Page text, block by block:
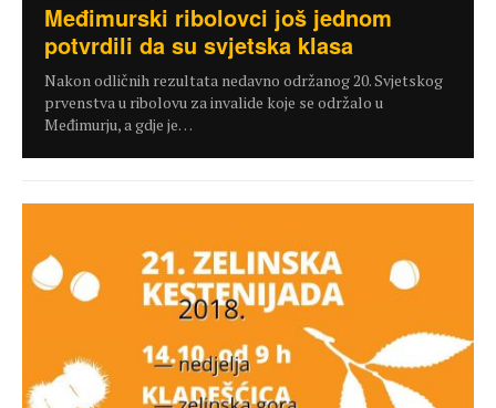
Međimurski ribolovci još jednom
potvrdili da su svjetska klasa
Nakon odličnih rezultata nedavno održanog 20. Svjetskog
prvenstva u ribolovu za invalide koje se održalo u
Međimurju, a gdje je…